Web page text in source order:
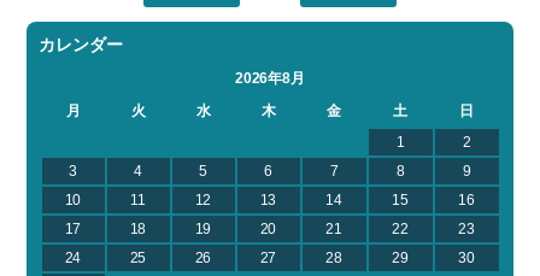
カレンダー
2026年8月
月
火 水 木 金 土
日
1
2
3
4 5 6 7 8
9
10
11 12 13 14 15
16
17
18 19 20 21 22
23
24
25 26 27 28 29
30